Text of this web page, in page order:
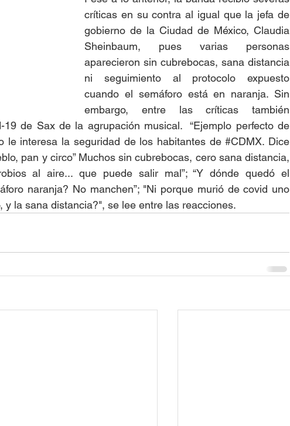
críticas en su contra al igual que la jefa de
gobierno de la Ciudad de México, Claudia
Sheinbaum, pues varias personas
aparecieron sin cubrebocas, sana distancia
ni seguimiento al protocolo expuesto
cuando el semáforo está en naranja. Sin
embargo, entre las críticas también
de Sax de la agrupación musical.  “Ejemplo perfecto de
le interesa la seguridad de los habitantes de #CDMX. Dice
pan y circo” Muchos sin cubrebocas, cero sana distancia,
al aire... que puede salir mal”; “Y dónde quedó el
naranja? No manchen”; "Ni porque murió de covid uno
y la sana distancia?", se lee entre las reacciones.